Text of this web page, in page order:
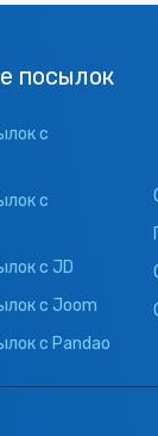
посылок
с
с
с JD
с Joom
с Pandao